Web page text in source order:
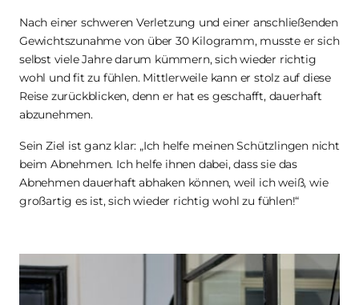
Nach einer schweren Verletzung und einer anschließenden
Gewichtszunahme von über 30 Kilogramm, musste er sich
selbst viele Jahre darum kümmern, sich wieder richtig
wohl und fit zu fühlen. Mittlerweile kann er stolz auf diese
Reise zurückblicken, denn er hat es geschafft, dauerhaft
abzunehmen.
Sein Ziel ist ganz klar: „Ich helfe meinen Schützlingen nicht
beim Abnehmen. Ich helfe ihnen dabei, dass sie das
Abnehmen dauerhaft abhaken können, weil ich weiß, wie
großartig es ist, sich wieder richtig wohl zu fühlen!“